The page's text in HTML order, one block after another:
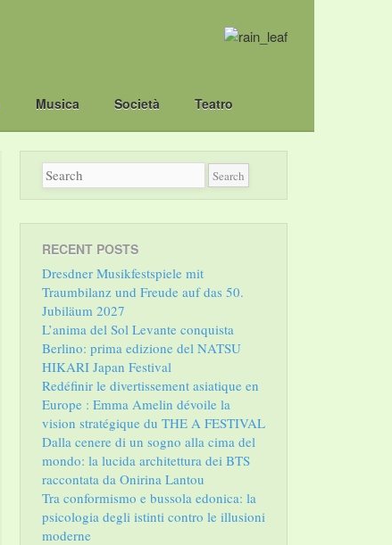
Musica Società Teatro
RECENT POSTS
Dresdner Musikfestspiele mit
Traumbilanz und Freude auf das 50.
Jubiläum 2027
L’anima del Sol Levante conquista
Berlino: prima edizione del NATSU
HIKARI Japan Festival
Redéfinir le divertissement asiatique en
Europe : Emma Amelin dévoile la
vision stratégique du THE A FESTIVAL
Dalla cenere di un sogno alla cima del
mondo: la lucida architettura dei BTS
raccontata da Onirina Lantou
Tra conformismo e bussola edonica: la
psicologia degli istinti contro le illusioni
moderne